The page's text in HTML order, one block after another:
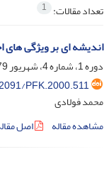
تعداد مقالات: 1
اندیشه ای بر ویژگی
دوره 1، شماره 4، شهریور 1379، صفحه
PFK.2000.511
محمد فولادی
مشاهده مقاله
اصل